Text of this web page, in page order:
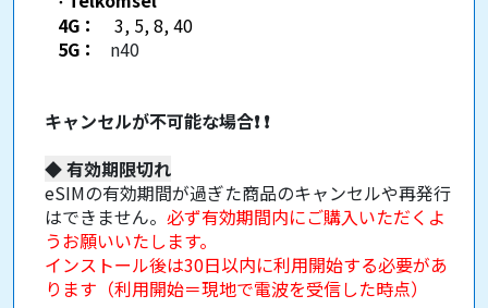
4G： 3, 5, 8, 40
5G：
n40
キャンセルが不可能な場合❗❗
◆有効期限切れ
eSIMの有効期間が過ぎた商品のキャンセルや再発行
はできません。 必ず有効期間内にご購入いただくよ
うお願いいたします。
インストール後は30日以内に利用開始する必要があ
ります（利用開始＝現地で電波を受信した時点）